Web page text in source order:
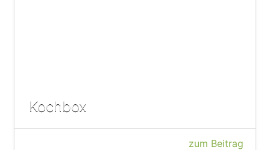
Kochbox
zum Beitrag